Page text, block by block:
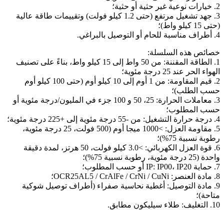
2. خيارات نوعية غير حثية أو حثية؛
3. جهد تشغيل مرتفع (حتى 1.2 كيلو فولت) وتقييمات طاقة عالية
(حتى 15 كيلو واط)؛
4. أطراف مناسبة للحام أو التوصيل بالبراغي.
خصائص هذه السلسلة:
1. الطاقة المقننة: من 50 واط إلى 15 كيلو واط، بناءً على تصنيف
الهواء الحر عند 25 درجة مئوية؛
2. قيم المقاومة: من 1 أوم إلى 10 كيلو أوم (حتى 100 كيلو أوم
حسب الطلب)؛
3. معاملات الحرارة: 25، 50 و 100 جزء في المليون/درجة مئوية أو
حسب المطلوب؛
4. درجة حرارة التشغيل: من -55 درجة مئوية إلى +225 درجة مئوية؛
5. مقاومة العزل: >1000 ميجا أوم (500 فولت، 25 درجة مئوية،
رطوبة نسبية 75%)؛
6. قوة العزل الكهربائي: >3.0 كيلو فولت، 50 هرتز، لمدة دقيقة
واحدة (25 درجة مئوية، رطوبة نسبية 75%)؛
7. حماية IP: IP00، IP20 أو حسب المطلوب؛
8. مادة العنصر: OCR25AL5 / CrAlFe / CrNi / CuNi؛
9. مادة التوصيل: أغطية نحاسية صفراء (أطراف توصيل شوكية
متاحة)؛
10. التغليف: طلاء سيليكون مطابق.